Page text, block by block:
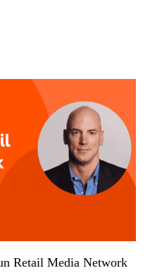
Retail Media Network